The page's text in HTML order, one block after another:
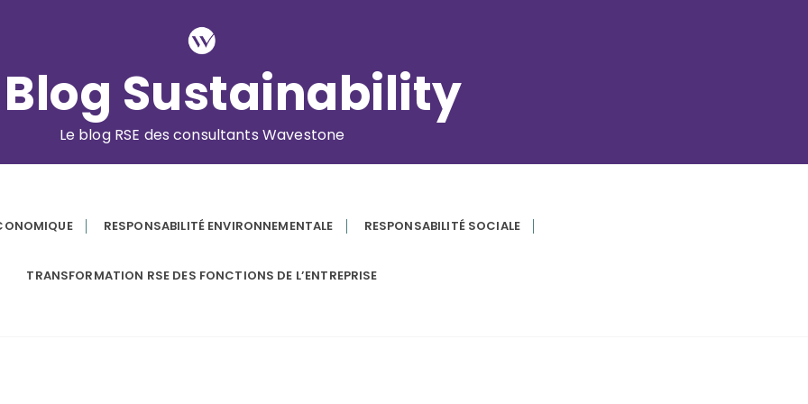
Blog Sustainability
Le blog RSE des consultants Wavestone
RESPONSABILITÉ ENVIRONNEMENTALE RESPONSABILITÉ SOCIALE
TRANSFORMATION RSE DES FONCTIONS DE L’ENTREPRISE